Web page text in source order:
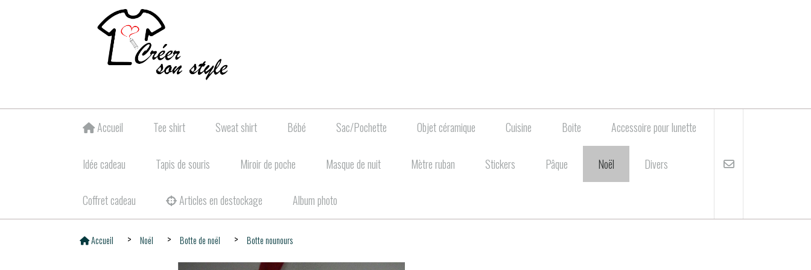
Accueil Tee shirt Sweat shirt Bébé Sac/Pochette Objet céramique Cuisine Boite Accessoire pour lunette
Idée cadeau Tapis de souris Miroir de poche Masque de nuit Mètre ruban Stickers Pâque Noël Divers
Coffret cadeau Articles en destockage Album photo
Accueil Noël Botte de noël Botte nounours